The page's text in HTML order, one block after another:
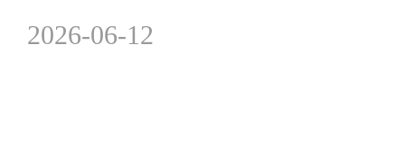
2026-06-12